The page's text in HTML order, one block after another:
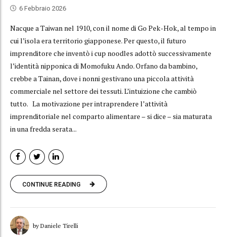
6 Febbraio 2026
Nacque a Taiwan nel 1910, con il nome di Go Pek-Hok, al tempo in
cui l’isola era territorio giapponese. Per questo, il futuro
imprenditore che inventò i cup noodles adottò successivamente
l’identità nipponica di Momofuku Ando. Orfano da bambino,
crebbe a Tainan, dove i nonni gestivano una piccola attività
commerciale nel settore dei tessuti. L’intuizione che cambiò
tutto. La motivazione per intraprendere l’attività
imprenditoriale nel comparto alimentare – si dice – sia maturata
in una fredda serata...
CONTINUE READING
by Daniele Tirelli